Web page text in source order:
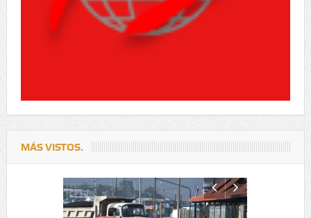
MÁS VISTOS.